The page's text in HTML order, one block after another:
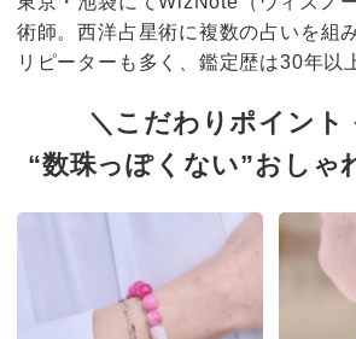
術師。西洋占星術に複数の占いを組
リピーターも多く、鑑定歴は30年以
＼こだわりポイント
“数珠っぽくない”おしゃ